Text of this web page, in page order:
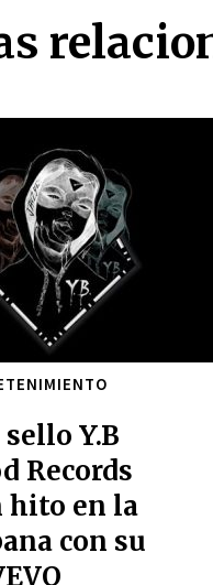
Y.B
Records
hito en la
con su